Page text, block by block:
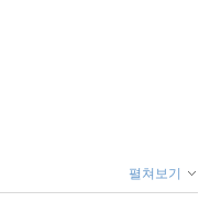
펼쳐보기